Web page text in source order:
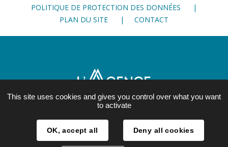
POLITIQUE DE PROTECTION DES DONNÉES
PLAN DU SITE
CONTACT
21, rue Lesdiguières
38 000 Grenoble
This site uses cookies and gives you control over what you want
to activate
OK, accept all Deny all cookies